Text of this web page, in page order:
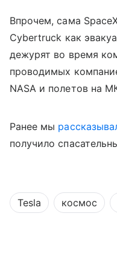
Впрочем, сама
Cybertruck как
дежурят во время
проводимых
NASA и полетов на
Ранее мы
получило
Tesla космос